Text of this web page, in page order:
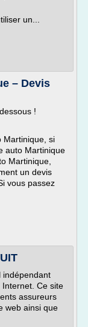
un...
– Devis
!
Martinique, si
auto Martinique
Martinique,
un devis
vous passez
indépendant
Ce site
assureurs
web ainsi que